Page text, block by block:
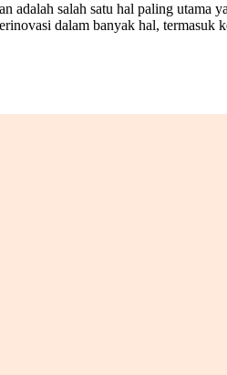
adalah salah satu hal paling utama
dalam banyak hal, termasuk